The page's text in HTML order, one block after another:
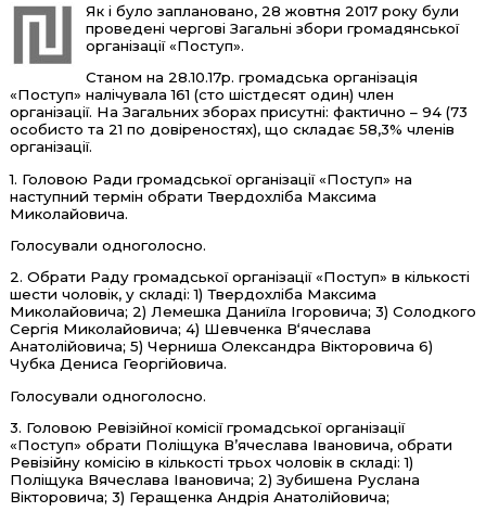
Як і було заплановано, 28 жовтня 2017 року були
проведені чергові Загальні збори громадянської
організації «Поступ».
Станом на 28.10.17р. громадська організація
«Поступ» налічувала 161 (сто шістдесят один) член
організації. На Загальних зборах присутні: фактично – 94 (73
особисто та 21 по довіреностях), що складає 58,3% членів
організації.
1. Головою Ради громадської організації «Поступ» на
наступний термін обрати Твердохліба Максима
Миколайовича.
Голосували одноголосно.
2. Обрати Раду громадської організації «Поступ» в кількості
шести чоловік, у складі: 1) Твердохліба Максима
Миколайовича; 2) Лемешка Даниїла Ігоровича; 3) Солодкого
Сергія Миколайовича; 4) Шевченка В‘ячеслава
Анатолійовича; 5) Черниша Олександра Вікторовича 6)
Чубка Дениса Георгійовича.
Голосували одноголосно.
3. Головою Ревізійної комісії громадської організації
«Поступ» обрати Поліщука В’ячеслава Івановича, обрати
Ревізійну комісію в кількості трьох чоловік в складі: 1)
Поліщука Вячеслава Івановича; 2) Зубишена Руслана
Вікторовича; 3) Геращенка Андрія Анатолійовича;